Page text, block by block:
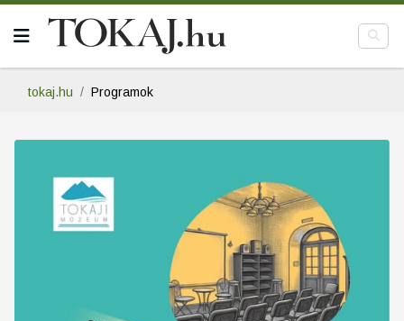
tokaj.hu Programok